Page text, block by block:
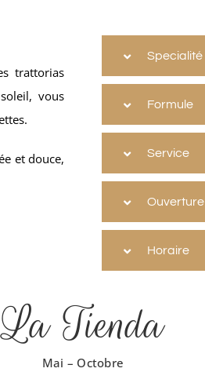
trattorias
vous
et douce,
Specialité
Formule
Service
Ouverture
Horaire
La Tienda
Mai – Octobre